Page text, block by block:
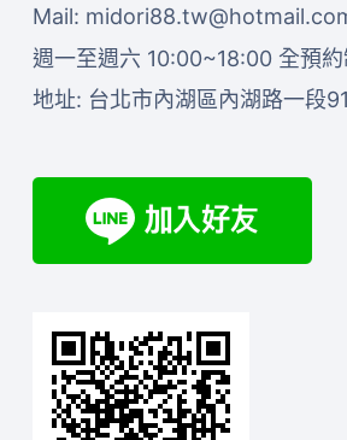
Mail:
週一至週六 10:00~18:00 全預約
地址: 台北市內湖區內湖路一段